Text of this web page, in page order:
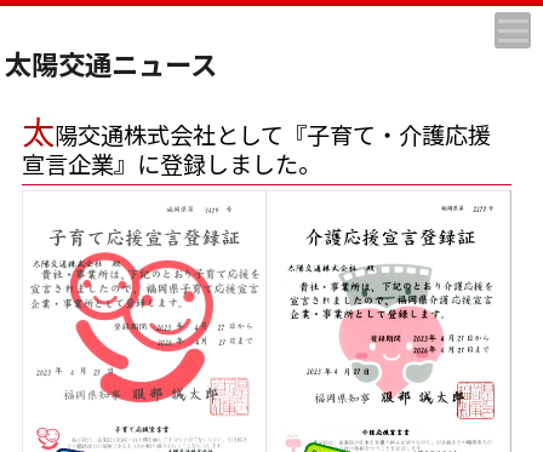
太陽交通ニュース
太陽交通株式会社として『子育て・介護応援
宣言企業』に登録しました。